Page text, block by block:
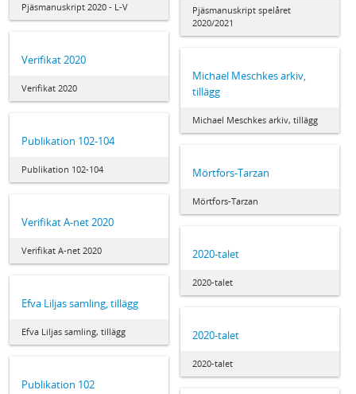
Pjäsmanuskript spelåret
2020/2021
Pjäsmanuskript 2020 - L-V
Verifikat 2020
Verifikat 2020
Michael Meschkes arkiv,
tillägg
Michael Meschkes arkiv, tillägg
Publikation 102-104
Publikation 102-104 Mörtfors-Tarzan
Mörtfors-Tarzan
Verifikat A-net 2020
Verifikat A-net 2020 2020-talet
2020-talet
Efva Liljas samling, tillägg
Efva Liljas samling, tillägg 2020-talet
2020-talet
Publikation 102